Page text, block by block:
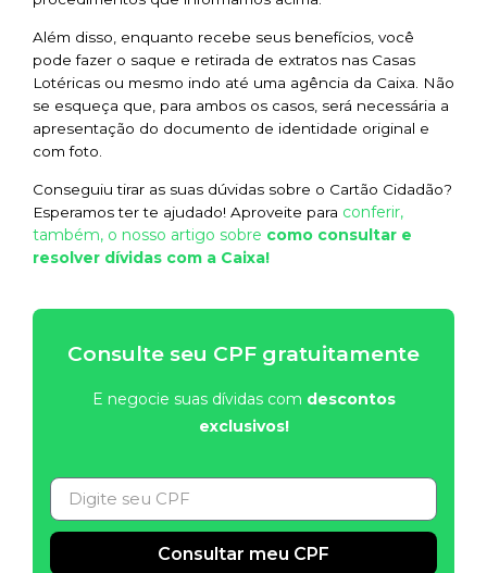
Além disso, enquanto recebe seus benefícios, você
pode fazer o saque e retirada de extratos nas Casas
Lotéricas ou mesmo indo até uma agência da Caixa. Não
se esqueça que, para ambos os casos, será necessária a
apresentação do documento de identidade original e
com foto.
Conseguiu tirar as suas dúvidas sobre o Cartão Cidadão?
Esperamos ter te ajudado! Aproveite para conferir,
também, o nosso artigo sobre como consultar e
resolver dívidas com a Caixa!
Consulte seu CPF gratuitamente
E negocie suas dívidas com descontos
exclusivos!
Consultar meu CPF